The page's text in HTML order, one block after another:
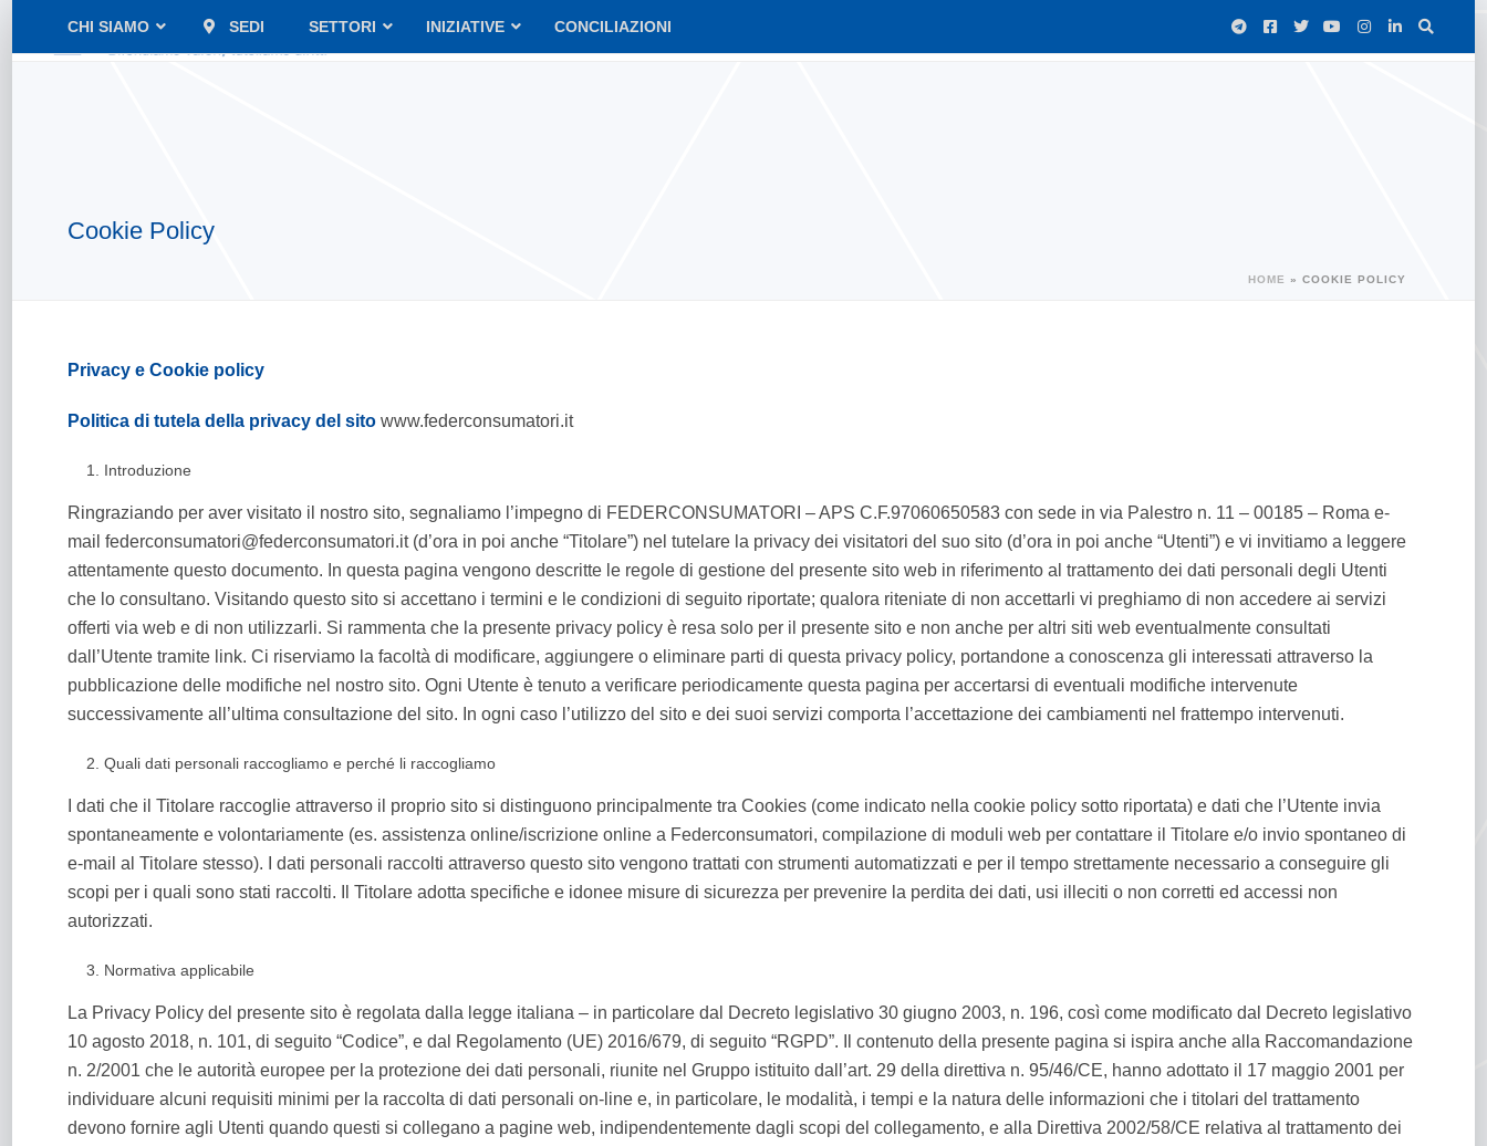
CHI SIAMO SEDI SETTORI INIZIATIVE CONCILIAZIONI
Cookie Policy
HOME » COOKIE POLICY
Privacy e Cookie policy
Politica di tutela della privacy del sito www.federconsumatori.it
Introduzione
Ringraziando per aver visitato il nostro sito, segnaliamo l’impegno di FEDERCONSUMATORI – APS C.F.97060650583 con sede in via Palestro n. 11 – 00185 – Roma e-
mail federconsumatori@federconsumatori.it (d’ora in poi anche “Titolare”) nel tutelare la privacy dei visitatori del suo sito (d’ora in poi anche “Utenti”) e vi invitiamo a leggere
attentamente questo documento. In questa pagina vengono descritte le regole di gestione del presente sito web in riferimento al trattamento dei dati personali degli Utenti
che lo consultano. Visitando questo sito si accettano i termini e le condizioni di seguito riportate; qualora riteniate di non accettarli vi preghiamo di non accedere ai servizi
offerti via web e di non utilizzarli. Si rammenta che la presente privacy policy è resa solo per il presente sito e non anche per altri siti web eventualmente consultati
dall’Utente tramite link. Ci riserviamo la facoltà di modificare, aggiungere o eliminare parti di questa privacy policy, portandone a conoscenza gli interessati attraverso la
pubblicazione delle modifiche nel nostro sito. Ogni Utente è tenuto a verificare periodicamente questa pagina per accertarsi di eventuali modifiche intervenute
successivamente all’ultima consultazione del sito. In ogni caso l’utilizzo del sito e dei suoi servizi comporta l’accettazione dei cambiamenti nel frattempo intervenuti.
Quali dati personali raccogliamo e perché li raccogliamo
I dati che il Titolare raccoglie attraverso il proprio sito si distinguono principalmente tra Cookies (come indicato nella cookie policy sotto riportata) e dati che l’Utente invia
spontaneamente e volontariamente (es. assistenza online/iscrizione online a Federconsumatori, compilazione di moduli web per contattare il Titolare e/o invio spontaneo di
e-mail al Titolare stesso). I dati personali raccolti attraverso questo sito vengono trattati con strumenti automatizzati e per il tempo strettamente necessario a conseguire gli
scopi per i quali sono stati raccolti. Il Titolare adotta specifiche e idonee misure di sicurezza per prevenire la perdita dei dati, usi illeciti o non corretti ed accessi non
autorizzati.
Normativa applicabile
La Privacy Policy del presente sito è regolata dalla legge italiana – in particolare dal Decreto legislativo 30 giugno 2003, n. 196, così come modificato dal Decreto legislativo
10 agosto 2018, n. 101, di seguito “Codice”, e dal Regolamento (UE) 2016/679, di seguito “RGPD”. Il contenuto della presente pagina si ispira anche alla Raccomandazione
n. 2/2001 che le autorità europee per la protezione dei dati personali, riunite nel Gruppo istituito dall’art. 29 della direttiva n. 95/46/CE, hanno adottato il 17 maggio 2001 per
individuare alcuni requisiti minimi per la raccolta di dati personali on-line e, in particolare, le modalità, i tempi e la natura delle informazioni che i titolari del trattamento
devono fornire agli Utenti quando questi si collegano a pagine web, indipendentemente dagli scopi del collegamento, e alla Direttiva 2002/58/CE relativa al trattamento dei